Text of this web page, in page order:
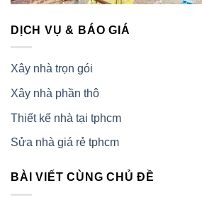
DỊCH VỤ & BÁO GIÁ
Xây nhà trọn gói
Xây nhà phần thô
Thiết kế nhà tại tphcm
Sửa nhà giá rẻ tphcm
BÀI VIẾT CÙNG CHỦ ĐỀ